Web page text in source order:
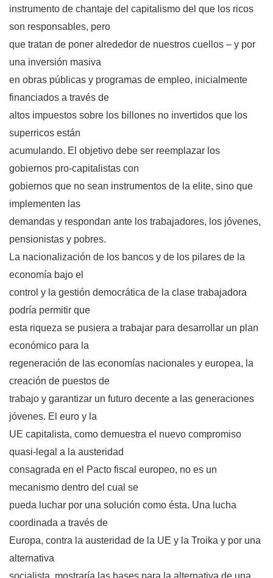
instrumento de chantaje del capitalismo del que los ricos
son responsables, pero
que tratan de poner alrededor de nuestros cuellos – y por
una inversión masiva
en obras públicas y programas de empleo, inicialmente
financiados a través de
altos impuestos sobre los billones no invertidos que los
superricos están
acumulando. El objetivo debe ser reemplazar los
gobiernos pro-capitalistas con
gobiernos que no sean instrumentos de la elite, sino que
implementen las
demandas y respondan ante los trabajadores, los jóvenes,
pensionistas y pobres.
La nacionalización de los bancos y de los pilares de la
economía bajo el
control y la gestión democrática de la clase trabajadora
podría permitir que
esta riqueza se pusiera a trabajar para desarrollar un plan
económico para la
regeneración de las economías nacionales y europea, la
creación de puestos de
trabajo y garantizar un futuro decente a las generaciones
jóvenes. El euro y la
UE capitalista, como demuestra el nuevo compromiso
quasi-legal a la austeridad
consagrada en el Pacto fiscal europeo, no es un
mecanismo dentro del cual se
pueda luchar por una solución como ésta. Una lucha
coordinada a través de
Europa, contra la austeridad de la UE y la Troika y por una
alternativa